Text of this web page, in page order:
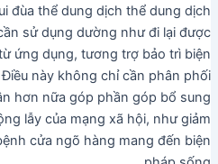
đùa thể dung dịch thể dung dịch
sử dụng dường như đi lại được
ứng dụng, tương trợ bảo trì biện
này không chỉ cần phân phối
hơn nữa góp phần góp bổ sung
lẫy của mạng xã hội, như giảm
cửa ngõ hàng mang đến biện